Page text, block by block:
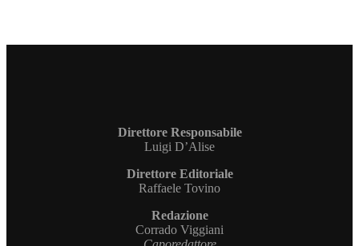
Direttore Responsabile
Luigi D’Alise
Direttore Editoriale
Raffaele Tovino
Redazione
Corrado Viggiani